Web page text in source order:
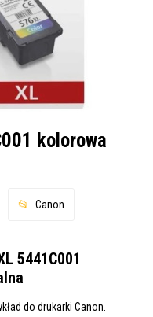
kolorowa
Canon
5441C001
do drukarki Canon.